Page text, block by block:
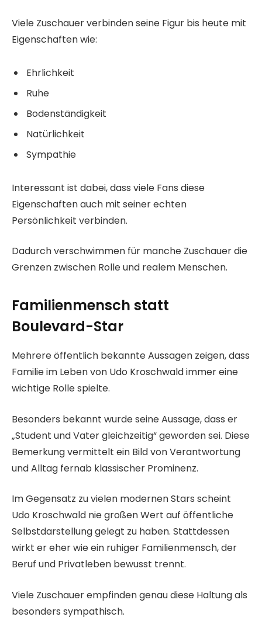
Viele Zuschauer verbinden seine Figur bis heute mit
Eigenschaften wie:
Ehrlichkeit
Ruhe
Bodenständigkeit
Natürlichkeit
Sympathie
Interessant ist dabei, dass viele Fans diese
Eigenschaften auch mit seiner echten
Persönlichkeit verbinden.
Dadurch verschwimmen für manche Zuschauer die
Grenzen zwischen Rolle und realem Menschen.
Familienmensch statt
Boulevard-Star
Mehrere öffentlich bekannte Aussagen zeigen, dass
Familie im Leben von Udo Kroschwald immer eine
wichtige Rolle spielte.
Besonders bekannt wurde seine Aussage, dass er
„Student und Vater gleichzeitig“ geworden sei. Diese
Bemerkung vermittelt ein Bild von Verantwortung
und Alltag fernab klassischer Prominenz.
Im Gegensatz zu vielen modernen Stars scheint
Udo Kroschwald nie großen Wert auf öffentliche
Selbstdarstellung gelegt zu haben. Stattdessen
wirkt er eher wie ein ruhiger Familienmensch, der
Beruf und Privatleben bewusst trennt.
Viele Zuschauer empfinden genau diese Haltung als
besonders sympathisch.